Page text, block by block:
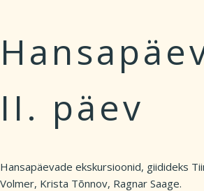
II. päev
Hansapäevade ekskursioonid, giidideks
Volmer, Krista Tõnnov, Ragnar Saage.